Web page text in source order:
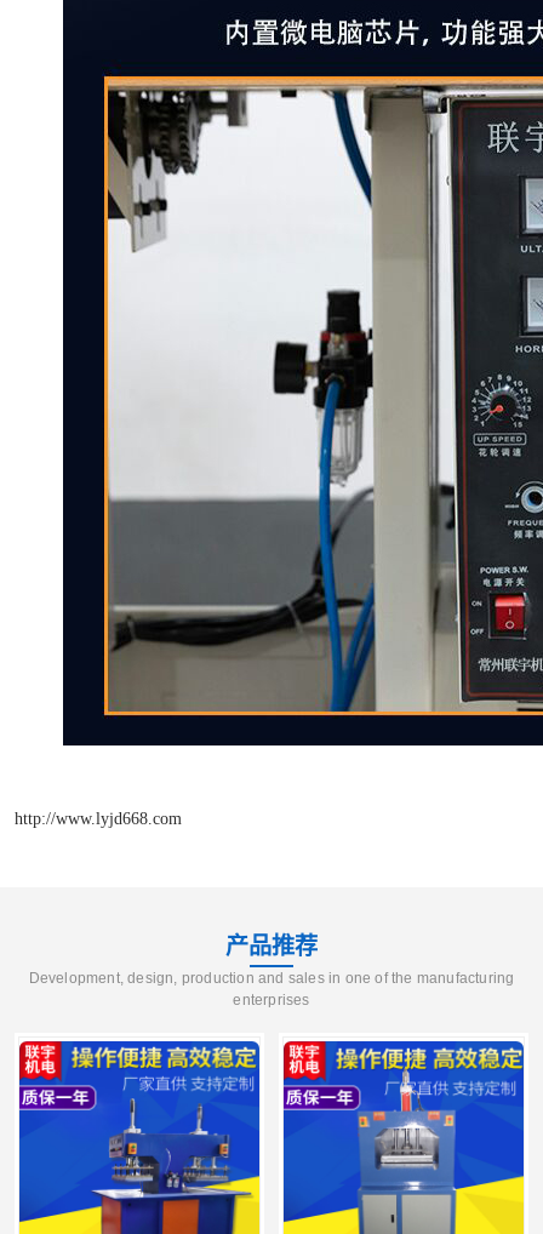
http://www.lyjd668.com
产品推荐
Development, design, production and sales in one of the manufacturing
enterprises